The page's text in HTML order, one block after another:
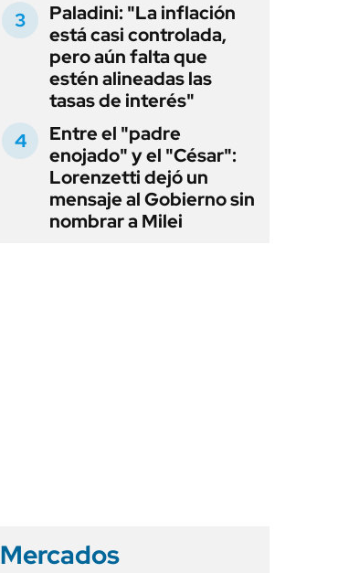
Paladini: "La inflación
está casi controlada,
pero aún falta que
estén alineadas las
tasas de interés"
Entre el "padre
enojado" y el "César":
Lorenzetti dejó un
mensaje al Gobierno sin
nombrar a Milei
Mercados